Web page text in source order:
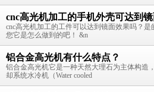
cnc高光机加工的手机外壳可达到
cnc高光机加工的工件可以达到镜面效果吗？
您它是怎么做到的吧！ &n
铝合金高光机有什么特点？
铝合金高光机它是一种天然大理石为主体构造
却系统水冷机（Water cooled